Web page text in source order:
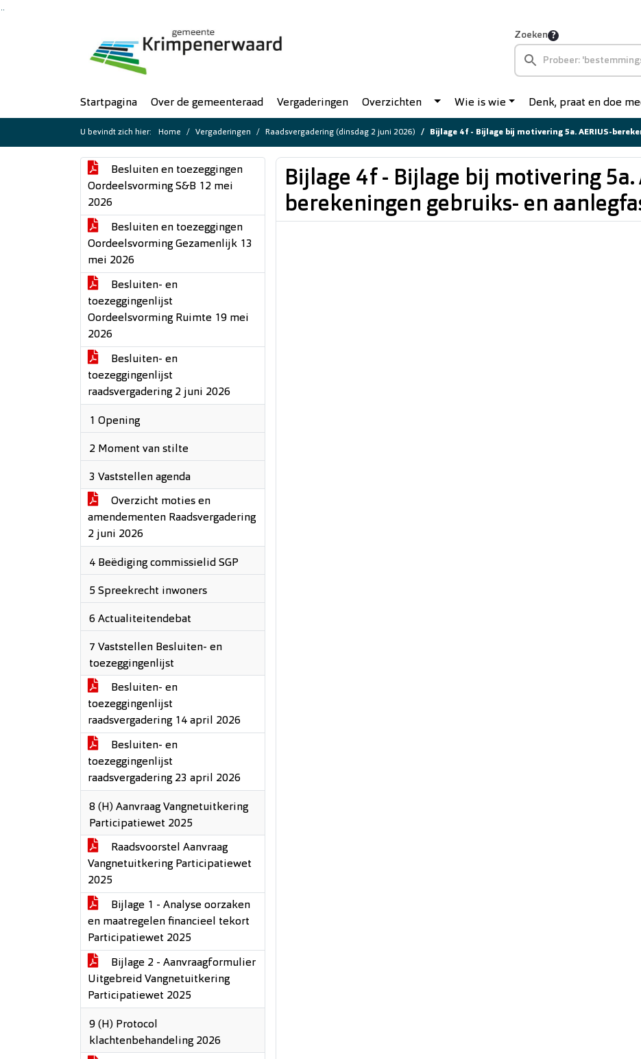
Zoeken
Startpagina Over de gemeenteraad Vergaderingen Overzichten Wie is wie Denk, praat en doe
U bevindt zich hier: Home Vergaderingen Raadsvergadering (dinsdag 2 juni 2026) Bijlage 4f - Bijlage bij motivering 5a. AERIUS-berekeningen gebruiks-
Besluiten en toezeggingen
Oordeelsvorming S&B 12 mei
2026
Besluiten en toezeggingen
Oordeelsvorming Gezamenlijk 13
mei 2026
Besluiten- en
toezeggingenlijst
Oordeelsvorming Ruimte 19 mei
2026
Besluiten- en
toezeggingenlijst
raadsvergadering 2 juni 2026
1 Opening
2 Moment van stilte
3 Vaststellen agenda
Overzicht moties en
amendementen Raadsvergadering
2 juni 2026
4 Beëdiging commissielid SGP
5 Spreekrecht inwoners
6 Actualiteitendebat
7 Vaststellen Besluiten- en
toezeggingenlijst
Besluiten- en
toezeggingenlijst
raadsvergadering 14 april 2026
Besluiten- en
toezeggingenlijst
raadsvergadering 23 april 2026
8 (H) Aanvraag Vangnetuitkering
Participatiewet 2025
Raadsvoorstel Aanvraag
Vangnetuitkering Participatiewet
2025
Bijlage 1 - Analyse oorzaken
en maatregelen financieel tekort
Participatiewet 2025
Bijlage 2 - Aanvraagformulier
Uitgebreid Vangnetuitkering
Participatiewet 2025
9 (H) Protocol
klachtenbehandeling 2026
Bijlage 4f - Bijlage bij motivering 5a.
berekeningen gebruiks- en